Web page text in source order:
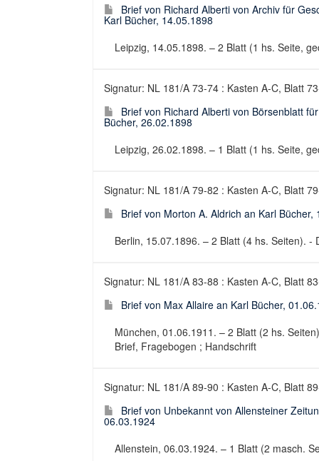
Brief von Richard Alberti von Archiv für
Karl Bücher, 14.05.1898
Leipzig, 14.05.1898. – 2 Blatt (1 hs. Seite,
Signatur: NL 181/A 73-74 : Kasten A-C, Blatt
Brief von Richard Alberti von Börsenblatt
Bücher, 26.02.1898
Leipzig, 26.02.1898. – 1 Blatt (1 hs. Seite,
Signatur: NL 181/A 79-82 : Kasten A-C, Blatt
Brief von Morton A. Aldrich an Karl Bücher,
Berlin, 15.07.1896. – 2 Blatt (4 hs. Seiten). -
Signatur: NL 181/A 83-88 : Kasten A-C, Blatt
Brief von Max Allaire an Karl Bücher,
München, 01.06.1911. – 2 Blatt (2 hs.
Brief, Fragebogen ; Handschrift
Signatur: NL 181/A 89-90 : Kasten A-C, Blatt
Brief von Unbekannt von Allensteiner
06.03.1924
Allenstein, 06.03.1924. – 1 Blatt (2 masch.